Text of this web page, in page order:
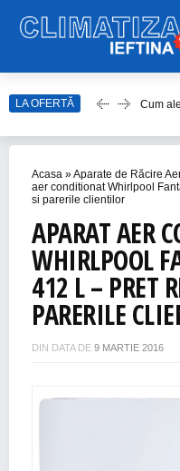
LA OFERTĂ
Top
Top 10
Acasa »Aparate de Răcire
aer conditionat Whirlpool
si parerile clientilor
APARAT AER
WHIRLPOOL
412 L – PRET
PARERILE
DIN DATA DE 9 MARTIE 2016